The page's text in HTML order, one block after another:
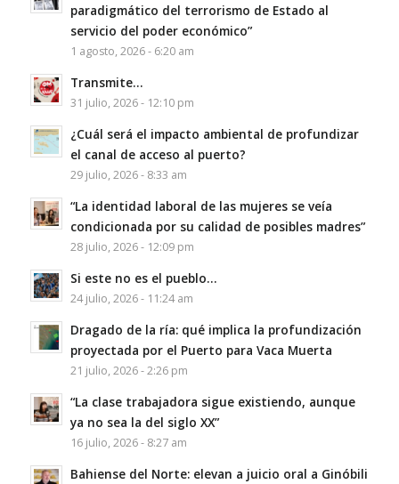
paradigmático del terrorismo de Estado al
servicio del poder económico”
1 agosto, 2026 - 6:20 am
Transmite…
31 julio, 2026 - 12:10 pm
¿Cuál será el impacto ambiental de profundizar
el canal de acceso al puerto?
29 julio, 2026 - 8:33 am
“La identidad laboral de las mujeres se veía
condicionada por su calidad de posibles madres”
28 julio, 2026 - 12:09 pm
Si este no es el pueblo…
24 julio, 2026 - 11:24 am
Dragado de la ría: qué implica la profundización
proyectada por el Puerto para Vaca Muerta
21 julio, 2026 - 2:26 pm
“La clase trabajadora sigue existiendo, aunque
ya no sea la del siglo XX”
16 julio, 2026 - 8:27 am
Bahiense del Norte: elevan a juicio oral a Ginóbili